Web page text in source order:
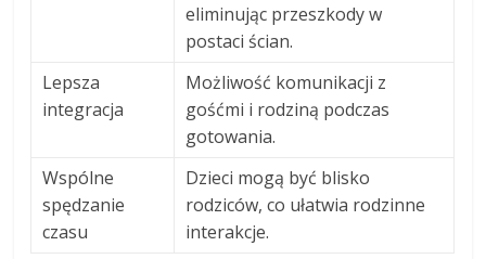
eliminując przeszkody w
postaci ścian.
Lepsza
integracja
Możliwość komunikacji z
gośćmi i rodziną podczas
gotowania.
Wspólne
spędzanie
czasu
Dzieci mogą być blisko
rodziców, co ułatwia rodzinne
interakcje.